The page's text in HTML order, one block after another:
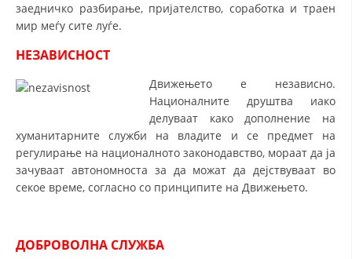
ПРОМОЦИЈА НА ХУМАНИ ВРЕДНОСТИ
КАКО ДА ДОНИРАТЕ
ПОДГОТВЕНОСТ И ДЕЈСТВО ПРИ КАТАСТРОФИ
СПАСИТЕЛНА СТАНИЦА ВОДНО
ОДНОСИ СО ЈАВНОСТ
заедничко разбирање, пријателство, соработка и траен
мир меѓу сите луѓе.
НЕЗАВИСНОСТ
Движењето е независно.
Националните друштва иако
делуваат како дополнение на
хуманитарните служби на владите и се предмет на
регулирање на националното законодавство, мораат да ја
зачуваат автономноста за да можат да дејствуваат во
секое време, согласно со принципите на Движењето.
ДОБРОВОЛНА СЛУЖБА